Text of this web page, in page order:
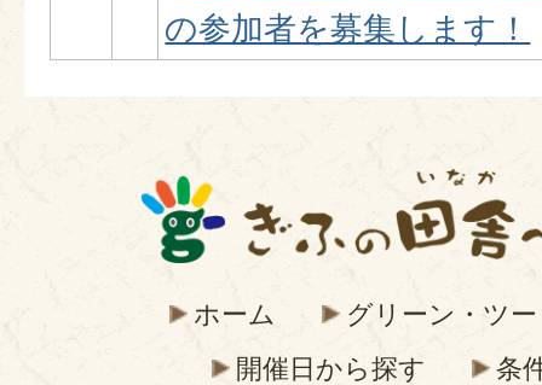
の参加者を募集します！
ホーム
グリーン・ツ
開催日から探す
条